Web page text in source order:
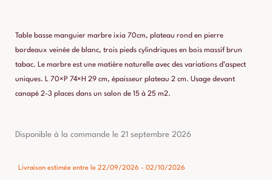
Table basse manguier marbre ixia 70cm, plateau rond en pierre
bordeaux veinée de blanc, trois pieds cylindriques en bois massif brun
tabac. Le marbre est une matière naturelle avec des variations d’aspect
uniques. L 70×P 74×H 29 cm, épaisseur plateau 2 cm. Usage devant
canapé 2-3 places dans un salon de 15 à 25 m2.
Disponible à la commande le 21 septembre 2026
Livraison estimée entre le 22/09/2026 - 02/10/2026
quantité
Table